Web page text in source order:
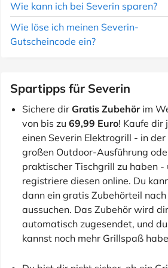
Wie kann ich bei Severin sparen?
Wie löse ich meinen Severin-
Gutscheincode ein?
Spartipps für Severin
Sichere dir Gratis Zubehörim
von bis zu 69,99 Euro! Kaufe dir
einen Severin Elektrogrill - in der
großen Outdoor-Ausführung
praktischer Tischgrill zu haben -
registriere diesen online. Du
dann ein gratis Zubehörteil
aussuchen. Das Zubehör wird dir
automatisch zugesendet, und du
kannst noch mehr Grillspaß